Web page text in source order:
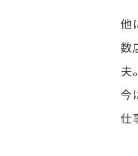
他
数
夫
今
仕